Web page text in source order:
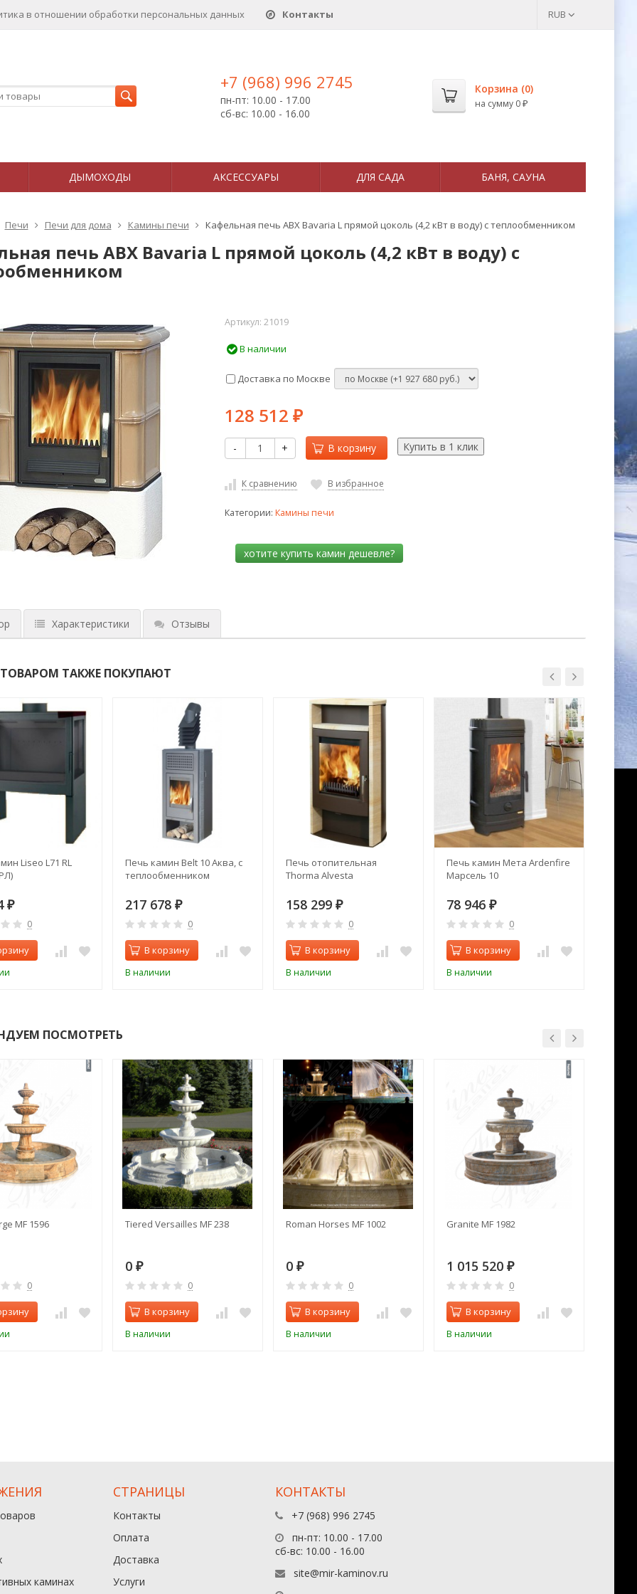
в отношении обработки персональных данныx Контакты RUB
+7 (968) 996 2745
пн-пт: 10.00 - 17.00
сб-вс: 10.00 - 16.00
Корзина (0)
на сумму 0 ₽
ДЫМОХОДЫ АКСЕССУАРЫ ДЛЯ САДА БАНЯ, САУНА
Печи Печи для дома Камины печи Кафельная печь ABX Bavaria L прямой цоколь (4,2 кВт в воду) с теплообменником
печь ABX Bavaria L прямой цоколь (4,2 кВт в воду) с
Артикул: 21019
В наличии
Доставка по Москве
128 512 ₽
- + В корзину
К сравнению В избранное
Категории: Камины печи
Характеристики Отзывы
ТАКЖЕ ПОКУПАЮТ
Liseo L71 RL
₽
0
Печь камин Belt 10 Аква, с
теплообменником
217 678 ₽
0
В корзину
В наличии
Печь отопительная
Thorma Alvesta
158 299 ₽
0
В корзину
В наличии
Печь камин Мета Ardenfire
Марсель 10
78 946 ₽
0
В корзину
В наличии
ПОСМОТРЕТЬ
MF 1596
0
Tiered Versailles MF 238
0 ₽
0
В корзину
В наличии
Roman Horses MF 1002
0 ₽
0
В корзину
В наличии
Granite MF 1982
1 015 520 ₽
0
В корзину
В наличии
каминах
СТРАНИЦЫ
Контакты
Оплата
Доставка
Услуги
КОНТАКТЫ
+7 (968) 996 2745
пн-пт: 10.00 - 17.00
сб-вс: 10.00 - 16.00
site@mir-kaminov.ru